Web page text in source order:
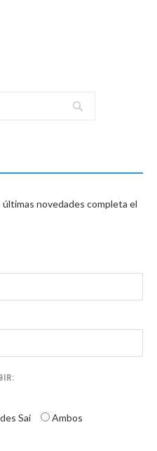
últimas novedades completa el
Sai Ambos